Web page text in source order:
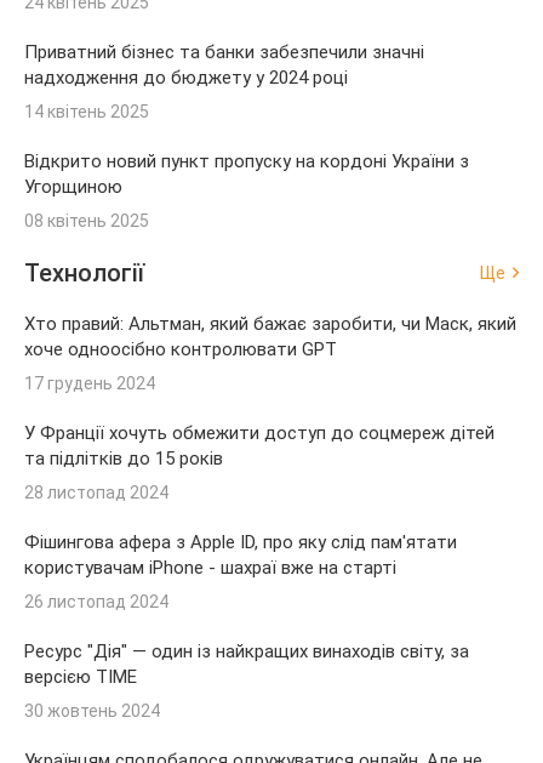
Приватний бізнес та банки забезпечили значні
надходження до бюджету у 2024 році
14 квітень 2025
Відкрито новий пункт пропуску на кордоні України з
Угорщиною
08 квітень 2025
Технології Ще
Хто правий: Альтман, який бажає заробити, чи Маск, який
хоче одноосібно контролювати GPT
17 грудень 2024
У Франції хочуть обмежити доступ до соцмереж дітей
та підлітків до 15 років
28 листопад 2024
Фішингова афера з Apple ID, про яку слід пам'ятати
користувачам iPhone - шахраї вже на старті
26 листопад 2024
Ресурс "Дія" — один із найкращих винаходів світу, за
версією TIME
30 жовтень 2024